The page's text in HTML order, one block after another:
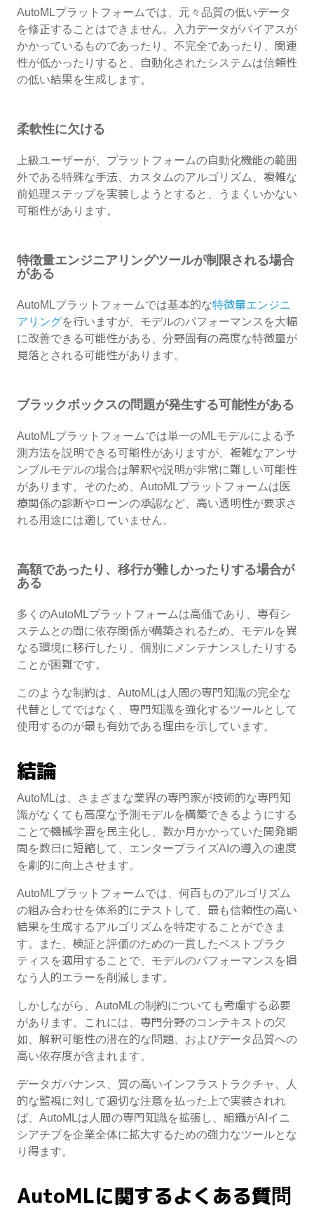
AutoMLプラットフォームでは、元々品質の低いデータ
を修正することはできません。入力データがバイアスが
かかっているものであったり、不完全であったり、関連
性が低かったりすると、自動化されたシステムは信頼性
の低い結果を生成します。
柔軟性に欠ける
上級ユーザーが、プラットフォームの自動化機能の範囲
外である特殊な手法、カスタムのアルゴリズム、複雑な
前処理ステップを実装しようとすると、うまくいかない
可能性があります。
特徴量エンジニアリングツールが制限される場合
がある
AutoMLプラットフォームでは基本的な特徴量エンジニ
アリングを行いますが、モデルのパフォーマンスを大幅
に改善できる可能性がある、分野固有の高度な特徴量が
見落とされる可能性があります。
ブラックボックスの問題が発生する可能性がある
AutoMLプラットフォームでは単一のMLモデルによる予
測方法を説明できる可能性がありますが、複雑なアンサ
ンブルモデルの場合は解釈や説明が非常に難しい可能性
があります。そのため、AutoMLプラットフォームは医
療関係の診断やローンの承認など、高い透明性が要求さ
れる用途には適していません。
高額であったり、移行が難しかったりする場合が
ある
多くのAutoMLプラットフォームは高価であり、専有シ
ステムとの間に依存関係が構築されるため、モデルを異
なる環境に移行したり、個別にメンテナンスしたりする
ことが困難です。
このような制約は、AutoMLは人間の専門知識の完全な
代替としてではなく、専門知識を強化するツールとして
使用するのが最も有効である理由を示しています。
結論
AutoMLは、さまざまな業界の専門家が技術的な専門知
識がなくても高度な予測モデルを構築できるようにする
ことで機械学習を民主化し、数か月かかっていた開発期
間を数日に短縮して、エンタープライズAIの導入の速度
を劇的に向上させます。
AutoMLプラットフォームでは、何百ものアルゴリズム
の組み合わせを体系的にテストして、最も信頼性の高い
結果を生成するアルゴリズムを特定することができま
す。また、検証と評価のための一貫したベストプラク
ティスを適用することで、モデルのパフォーマンスを損
なう人的エラーを削減します。
しかしながら、AutoMLの制約についても考慮する必要
があります。これには、専門分野のコンテキストの欠
如、解釈可能性の潜在的な問題、およびデータ品質への
高い依存度が含まれます。
データガバナンス、質の高いインフラストラクチャ、人
的な監視に対して適切な注意を払った上で実装されれ
ば、AutoMLは人間の専門知識を拡張し、組織がAIイニ
シアチブを企業全体に拡大するための強力なツールとな
り得ます。
AutoMLに関するよくある質問